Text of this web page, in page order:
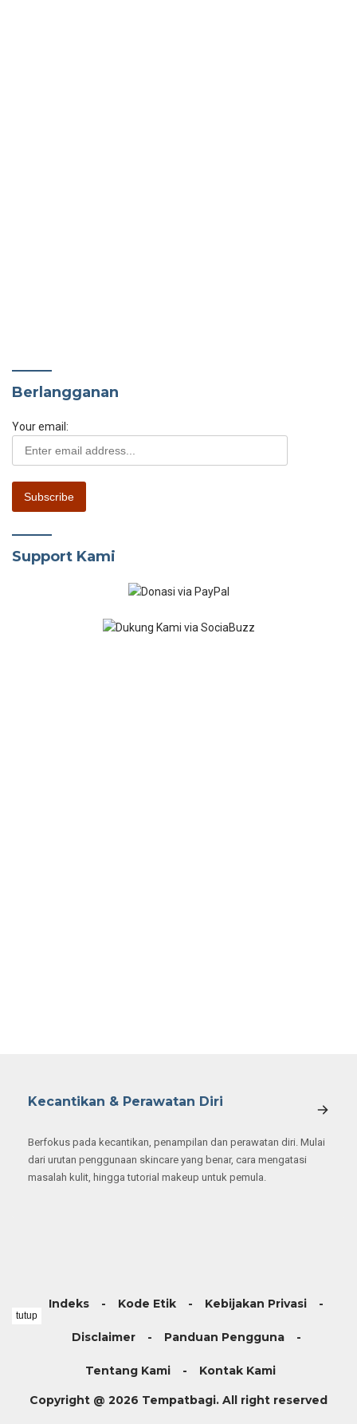
Berlangganan
Your email:
Support Kami
Kecantikan & Perawatan Diri
Berfokus pada kecantikan, penampilan dan perawatan diri. Mulai
dari urutan penggunaan skincare yang benar, cara mengatasi
masalah kulit, hingga tutorial makeup untuk pemula.
Indeks Kode Etik Kebijakan Privasi
Disclaimer Panduan Pengguna
Tentang Kami Kontak Kami
Copyright @ 2026 Tempatbagi. All right reserved
tutup